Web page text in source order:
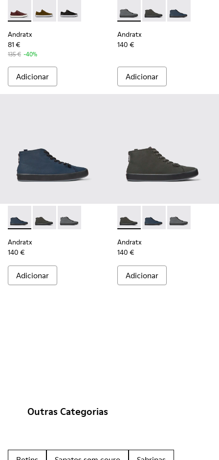
Andratx - K100231-029 - Sapatilhas de pele castanhas Para
Andratx - K100231-021 - Green
Andratx - K100231-020 - Black
Andratx
81 €
135 € -40%
Adicionar
Andratx - K300143-007 -
Andratx - K300143-
Andratx -
Andratx
140 €
Adicionar
Andratx - K300143-008 - Ténis em têxtil azul-real para
Andratx - K300143-010 - Sapatilhas têxteis cinzentas
Andratx - K300143-007 - Ténis em têxtil
Andratx
140 €
Adicionar
Andratx - K300143-010 -
Andratx - K300143-
Andratx -
Andratx
140 €
Adicionar
Outras Categorias